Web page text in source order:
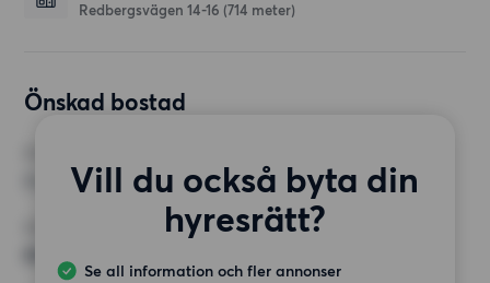
Redbergsvägen 14-16 (714 meter)
Önskad bostad
Vill du också byta din
hyresrätt?
Se all information och fler annonser
MINST ANTAL KVADRATMETER